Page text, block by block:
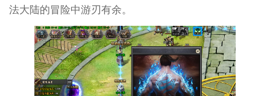
法大陆的冒险中游刃有余。